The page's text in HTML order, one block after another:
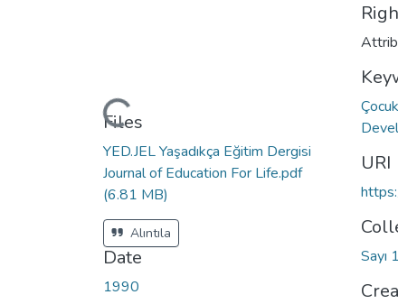
Loading...
Files
YED.JEL Yaşadıkça Eğitim Dergisi
Journal of Education For Life.pdf
(6.81 MB)
Alıntıla
Date
1990
URI
Sayı